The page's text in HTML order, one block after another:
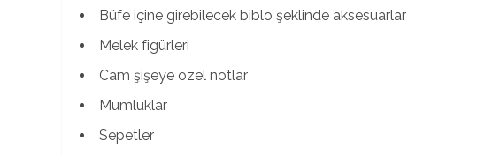
Büfe içine girebilecek biblo şeklinde aksesuarlar
Melek figürleri
Cam şişeye özel notlar
Mumluklar
Sepetler